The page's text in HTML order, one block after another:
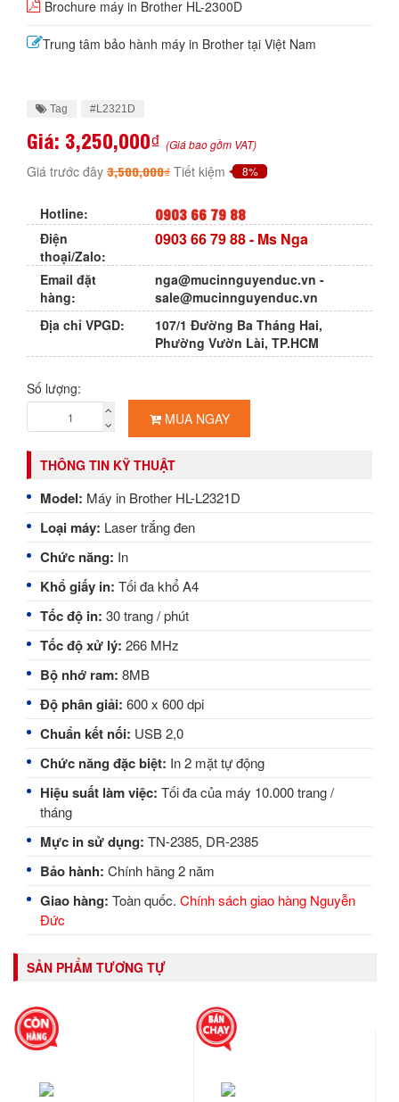
Brochure máy in Brother HL-2300D
Trung tâm bảo hành máy in Brother tại Việt Nam
Tag #L2321D
Giá: 3,250,000₫ (Giá bao gồm VAT)
Giá trước đây 3,500,000₫ Tiết kiệm 8%
Hotline: 0903 66 79 88
Điện
thoại/Zalo:
0903 66 79 88- Ms Nga
Email đặt
hàng:
nga@mucinnguyenduc.vn -
sale@mucinnguyenduc.vn
Địa chỉ VPGD:
107/1 Đường Ba Tháng Hai,
Phường Vườn Lài, TP.HCM
Số lượng:
MUA NGAY
THÔNG TIN KỸ THUẬT
Model: Máy in Brother HL-L2321D
Loại máy: Laser trắng đen
Chức năng: In
Khổ giấy in: Tối đa khổ A4
Tốc độ in: 30 trang / phút
Tốc độ xử lý: 266 MHz
Bộ nhớ ram: 8MB
Độ phân giải: 600 x 600 dpi
Chuẩn kết nối: USB 2,0
Chức năng đặc biệt: In 2 mặt tự động
Hiệu suất làm việc: Tối đa của máy 10.000 trang /
tháng
Mực in sử dụng: TN-2385, DR-2385
Bảo hành: Chính hãng 2 năm
Giao hàng: Toàn quốc. Chính sách giao hàng Nguyễn
Đức
SẢN PHẨM TƯƠNG TỰ